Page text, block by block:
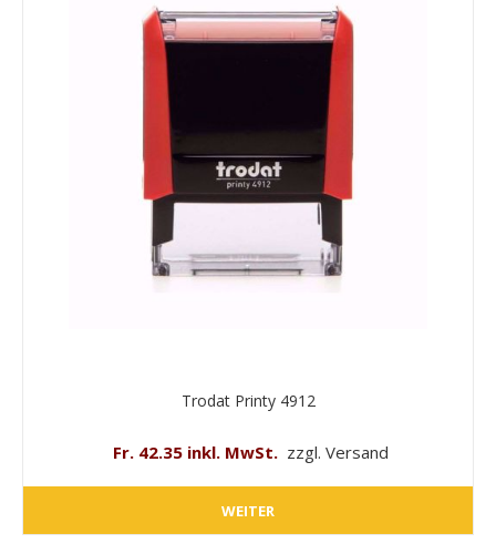
Trodat Printy 4912
Fr. 42.35 inkl. MwSt. zzgl. Versand
WEITER